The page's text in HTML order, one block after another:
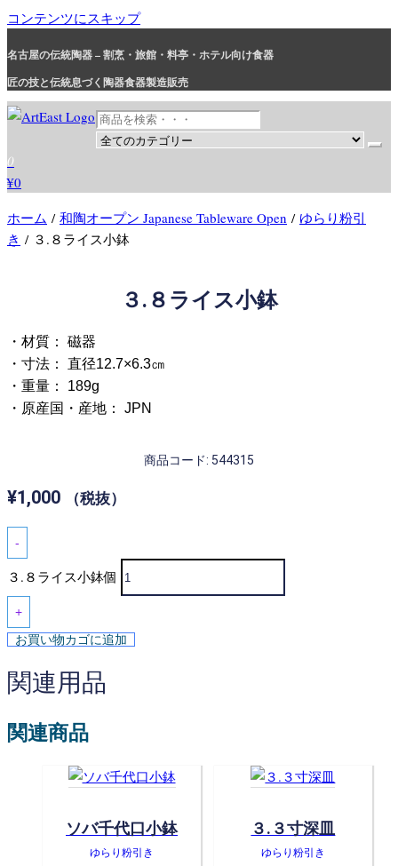
コンテンツにスキップ
名古屋の伝統陶器 – 割烹・旅館・料亭・ホテル向け食器
匠の技と伝統息づく陶器食器製造販売
和食器・洋食器通販｜割烹・旅館・料亭・ホテル等業務用卸販売
業務用から個人用まで、おしゃれでかわいい和食器・洋食器はま
とめ買いがお得です。
0
¥0
ホーム / 和陶オープン Japanese Tableware Open / ゆらり粉引
き / ３.８ライス小鉢
３.８ライス小鉢
・材質： 磁器
・寸法： 直径12.7×6.3㎝
・重量： 189g
・原産国・産地： JPN
商品コード: 544315
¥1,000 （税抜）
-
３.８ライス小鉢個
+
お買い物カゴに追加
関連用品
関連商品
ソバ千代口小鉢
ゆらり粉引き
３.３寸深皿
ゆらり粉引き